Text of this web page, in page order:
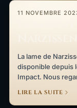
11 NOVEMBRE
La lame de
disponible depuis
Impact. Nous
LIRE LA SUITE
Comment raffiner